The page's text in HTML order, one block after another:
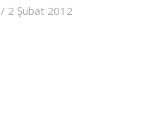
/ 2 Şubat 2012